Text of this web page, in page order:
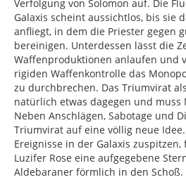
Verfolgung von Solomon auf. Die
Galaxis scheint aussichtlos, bis sie
anfliegt, in dem die Priester gegen
bereinigen. Unterdessen lässt die
Waffenproduktionen anlaufen und
rigiden Waffenkontrolle das
zu durchbrechen. Das Triumvirat
natürlich etwas dagegen und
Neben Anschlägen, Sabotage und
Triumvirat auf eine völlig neue
Ereignisse in der Galaxis
Luzifer Rose eine aufgegebene
Aldebaraner förmlich in den Schoß.